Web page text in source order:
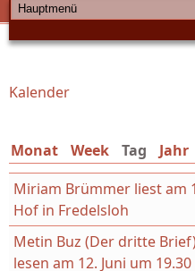
HAUPTMENÜ
Sie sind hier
Kalender
Monat Week Tag
Jahr
Miriam Brümmer liest am
Hof in Fredelsloh
Metin Buz (Der dritte
lesen am 12. Juni um